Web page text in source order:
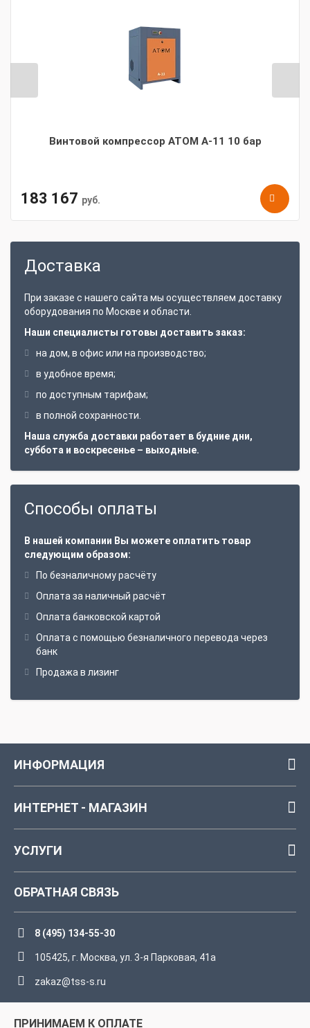
Винтовой компрессор АТОМ А-11 10 бар
183 167 руб.
Доставка
При заказе с нашего сайта мы осуществляем доставку
оборудования по Москве и области.
Наши специалисты готовы доставить заказ:
на дом, в офис или на производство;
в удобное время;
по доступным тарифам;
в полной сохранности.
Наша служба доставки работает в будние дни,
суббота и воскресенье – выходные.
Способы оплаты
В нашей компании Вы можете оплатить товар
следующим образом:
По безналичному расчёту
Оплата за наличный расчёт
Оплата банковской картой
Оплата с помощью безналичного перевода через
банк
Продажа в лизинг
ИНФОРМАЦИЯ
ИНТЕРНЕТ - МАГАЗИН
УСЛУГИ
ОБРАТНАЯ СВЯЗЬ
8 (495) 134-55-30
105425, г. Москва, ул. 3-я Парковая, 41а
zakaz@tss-s.ru
ПРИНИМАЕМ К ОПЛАТЕ